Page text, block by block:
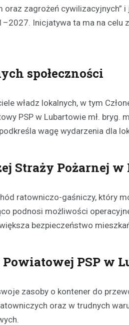
zagrożeń cywilizacyjnych”
Inicjatywa ta ma na celu
społeczności
władz lokalnych, w tym
PSP w Lubartowie mł. bryg.
wagę wydarzenia dla
Straży Pożarnej w
ratowniczo-gaśniczy, który
podnosi możliwości
bezpieczeństwo
PSP w
zasoby o kontener do
oraz w trudnych
W